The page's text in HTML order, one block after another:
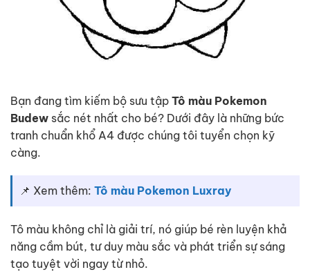
Bạn đang tìm kiếm bộ sưu tập Tô màu Pokemon
Budew sắc nét nhất cho bé? Dưới đây là những bức
tranh chuẩn khổ A4 được chúng tôi tuyển chọn kỹ
càng.
📌 Xem thêm: Tô màu Pokemon Luxray
Tô màu không chỉ là giải trí, nó giúp bé rèn luyện khả
năng cầm bút, tư duy màu sắc và phát triển sự sáng
tạo tuyệt vời ngay từ nhỏ.